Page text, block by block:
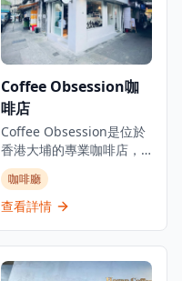
Coffee Obsession咖
啡店
Coffee Obsession是位於
香港大埔的專業咖啡店，
是咖啡愛好者探索精品咖
啡的理想去處。這家簡約
而認真的咖啡店專注於優
深受本地咖啡愛好者喜
愛。咖啡店為客人提供舒
咖啡廳
查看詳情